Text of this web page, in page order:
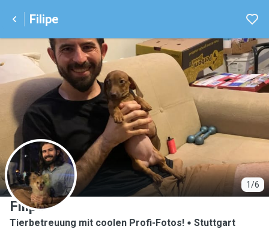
Filipe
1/6
F
Filipe
Tierbetreuung mit coolen Profi-Fotos!
Stuttgart